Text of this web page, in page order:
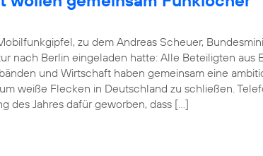
zu dem Andreas Scheuer,
nach Berlin eingeladen hatte: Alle Beteiligten aus
und Wirtschaft haben gemeinsam eine
weiße Flecken in Deutschland zu schließen.
des Jahres dafür geworben, dass […]